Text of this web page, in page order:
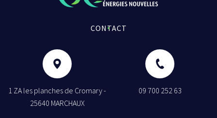
CONTACT
1 ZA les planches de Cromary -
25640 MARCHAUX
09 700 252 63